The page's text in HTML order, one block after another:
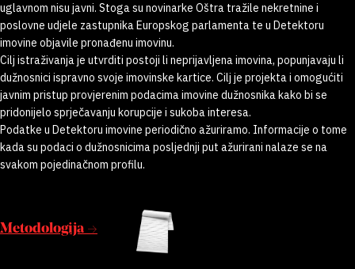
uglavnom nisu javni. Stoga su novinarke Oštra tražile nekretnine i
poslovne udjele zastupnika Europskog parlamenta te u Detektoru
imovine objavile pronađenu imovinu.
Cilj istraživanja je utvrditi postoji li neprijavljena imovina, popunjavaju li
dužnosnici ispravno svoje imovinske kartice. Cilj je projekta i omogućiti
javnim pristup provjerenim podacima imovine dužnosnika kako bi se
pridonijelo sprječavanju korupcije i sukoba interesa.
Podatke u Detektoru imovine periodično ažuriramo. Informacije o tome
kada su podaci o dužnosnicima posljednji put ažurirani nalaze se na
svakom pojedinačnom profilu.
Metodologija →